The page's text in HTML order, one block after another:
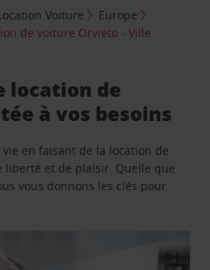
Voiture
Europe
de voiture Orvieto - Ville
location de
à vos besoins
en faisant de la location de
liberté et de plaisir. Quelle que
vous donnons les clés pour